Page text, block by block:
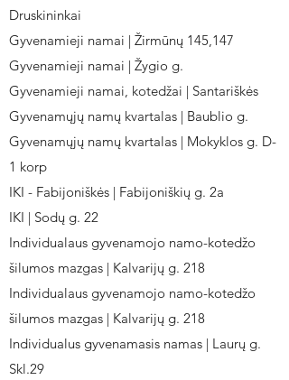
Druskininkai
Gyvenamieji namai | Žirmūnų 145,147
Gyvenamieji namai | Žygio g.
Gyvenamieji namai, kotedžai | Santariškės
Gyvenamųjų namų kvartalas | Baublio g.
Gyvenamųjų namų kvartalas | Mokyklos g. D-
1 korp
IKI - Fabijoniškės | Fabijoniškių g. 2a
IKI | Sodų g. 22
Individualaus gyvenamojo namo-kotedžo
šilumos mazgas | Kalvarijų g. 218
Individualaus gyvenamojo namo-kotedžo
šilumos mazgas | Kalvarijų g. 218
Individualus gyvenamasis namas | Laurų g.
Skl.29